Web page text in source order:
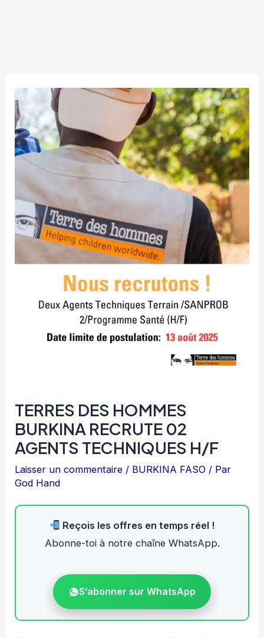
TERRES DES HOMMES
BURKINA RECRUTE 02
AGENTS TECHNIQUES H/F
Laisser un commentaire / BURKINA FASO / Par
God Hand
Reçois les offres en temps réel !
Abonne-toi à notre chaîne WhatsApp.
S’abonner sur WhatsApp